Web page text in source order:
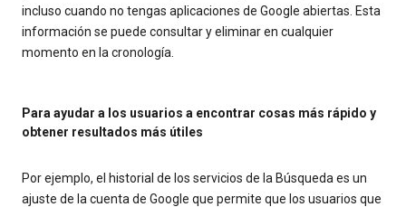
incluso cuando no tengas aplicaciones de Google abiertas. Esta
información se puede consultar y eliminar en cualquier
momento en la cronología.
Para ayudar a los usuarios a encontrar cosas más rápido y
obtener resultados más útiles
Por ejemplo, el historial de los servicios de la Búsqueda es un
ajuste de la cuenta de Google que permite que los usuarios que